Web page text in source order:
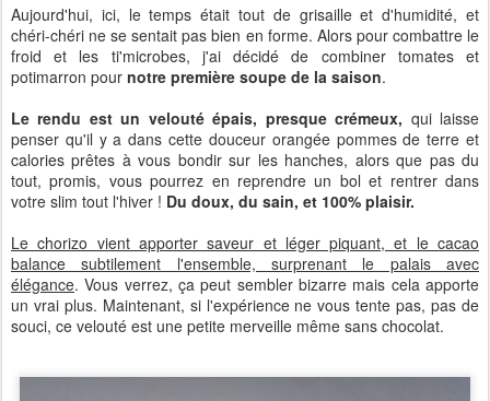
Aujourd'hui, ici, le temps était tout de grisaille et d'humidité, et
chéri-chéri ne se sentait pas bien en forme. Alors pour combattre le
froid et les ti'microbes, j'ai décidé de combiner tomates et
potimarron pour notre première soupe de la saison.
Le rendu est un velouté épais, presque crémeux, qui laisse
penser qu'il y a dans cette douceur orangée pommes de terre et
calories prêtes à vous bondir sur les hanches, alors que pas du
tout, promis, vous pourrez en reprendre un bol et rentrer dans
votre slim tout l'hiver ! Du doux, du sain, et 100% plaisir.
Le chorizo vient apporter saveur et léger piquant, et le cacao
balance subtilement l'ensemble, surprenant le palais avec
élégance. Vous verrez, ça peut sembler bizarre mais cela apporte
un vrai plus. Maintenant, si l'expérience ne vous tente pas, pas de
souci, ce velouté est une petite merveille même sans chocolat.